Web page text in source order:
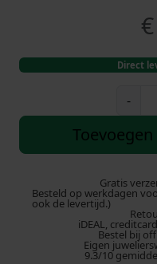
€
Direct
-
o
r
t
e
Gratis
Besteld op werkdagen
ook de levertijd.)
iDEAL,
Bestel bij
Eigen
9.3/10